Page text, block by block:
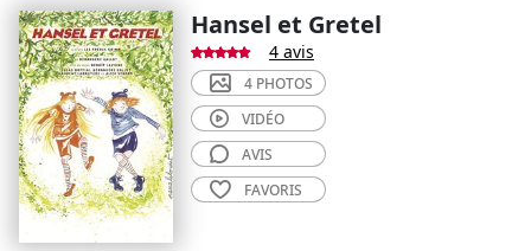
Hansel et Gretel
4 avis
4 PHOTOS
VIDÉO
AVIS
FAVORIS